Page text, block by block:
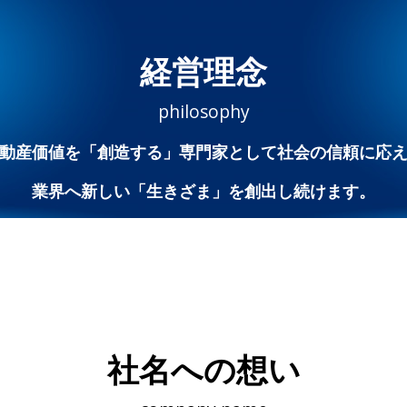
経営理念
philosophy
産価値を「創造する」専門家として社会の信頼に応
業界へ新しい「生きざま」を創出し続けます。
社名への想い